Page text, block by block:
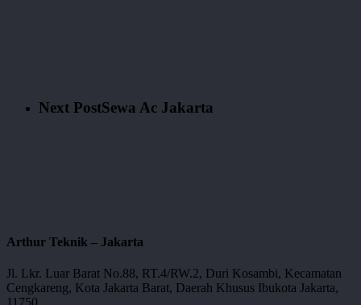
Next PostSewa Ac Jakarta
Arthur Teknik – Jakarta
Jl. Lkr. Luar Barat No.88, RT.4/RW.2, Duri Kosambi, Kecamatan
Cengkareng, Kota Jakarta Barat, Daerah Khusus Ibukota Jakarta,